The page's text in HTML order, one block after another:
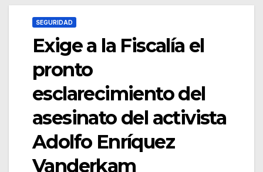
SEGURIDAD
Exige a la Fiscalía el
pronto
esclarecimiento del
asesinato del activista
Adolfo Enríquez
Vanderkam